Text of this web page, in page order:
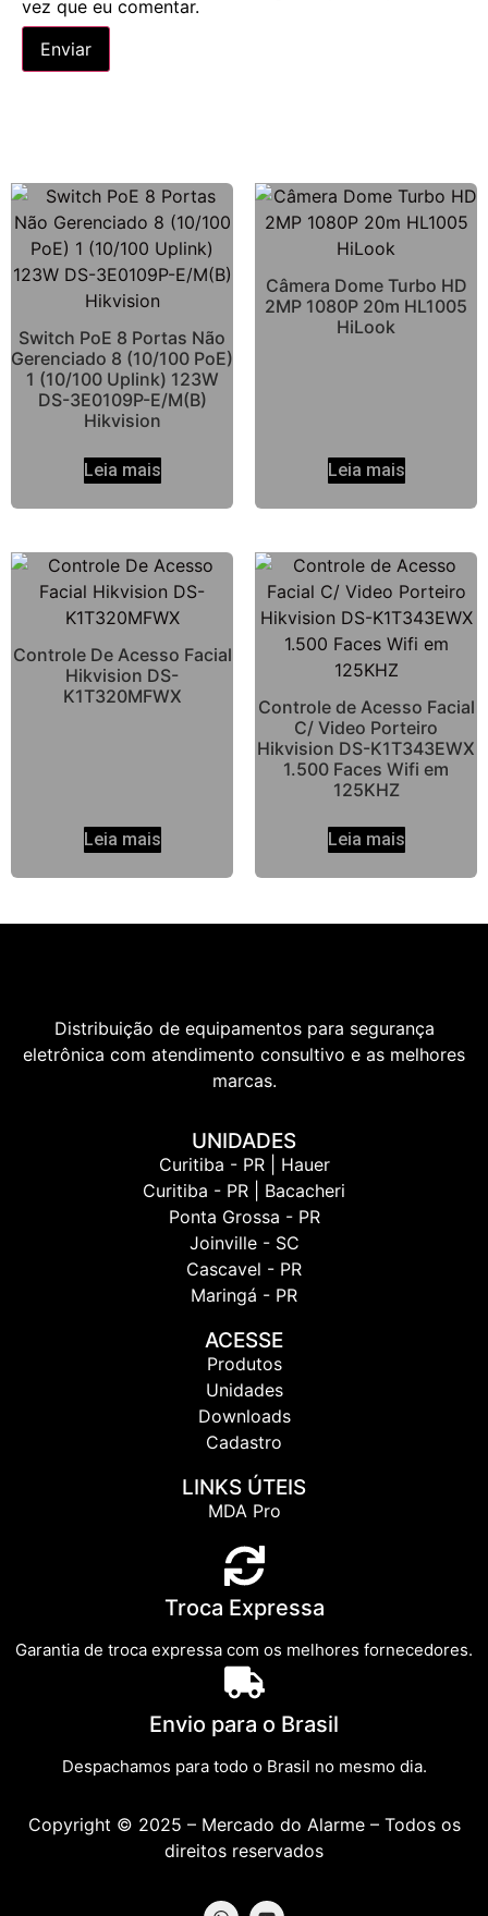
vez que eu comentar.
Switch PoE 8 Portas Não
Gerenciado 8 (10/100 PoE)
1 (10/100 Uplink) 123W
DS-3E0109P-E/M(B)
Hikvision
Leia mais
Câmera Dome Turbo HD
2MP 1080P 20m HL1005
HiLook
Leia mais
Controle De Acesso Facial
Hikvision DS-
K1T320MFWX
Leia mais
Controle de Acesso Facial
C/ Video Porteiro
Hikvision DS-K1T343EWX
1.500 Faces Wifi em
125KHZ
Leia mais
Distribuição de equipamentos para segurança
eletrônica com atendimento consultivo e as melhores
marcas.
UNIDADES
Curitiba - PR | Hauer
Curitiba - PR | Bacacheri
Ponta Grossa - PR
Joinville - SC
Cascavel - PR
Maringá - PR
ACESSE
Produtos
Unidades
Downloads
Cadastro
LINKS ÚTEIS
MDA Pro
Troca Expressa
Garantia de troca expressa com os melhores fornecedores.
Envio para o Brasil
Despachamos para todo o Brasil no mesmo dia.
Copyright © 2025 – Mercado do Alarme – Todos os
direitos reservados